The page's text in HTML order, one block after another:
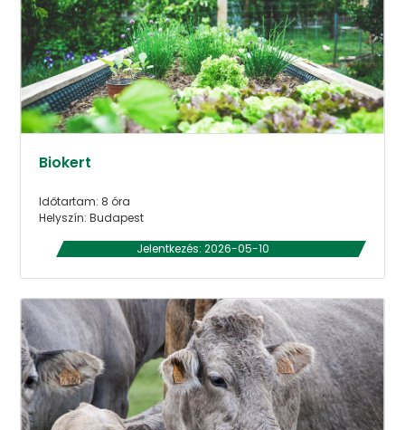
Biokert
Időtartam: 8 óra
Helyszín: Budapest
Jelentkezés: 2026-05-10